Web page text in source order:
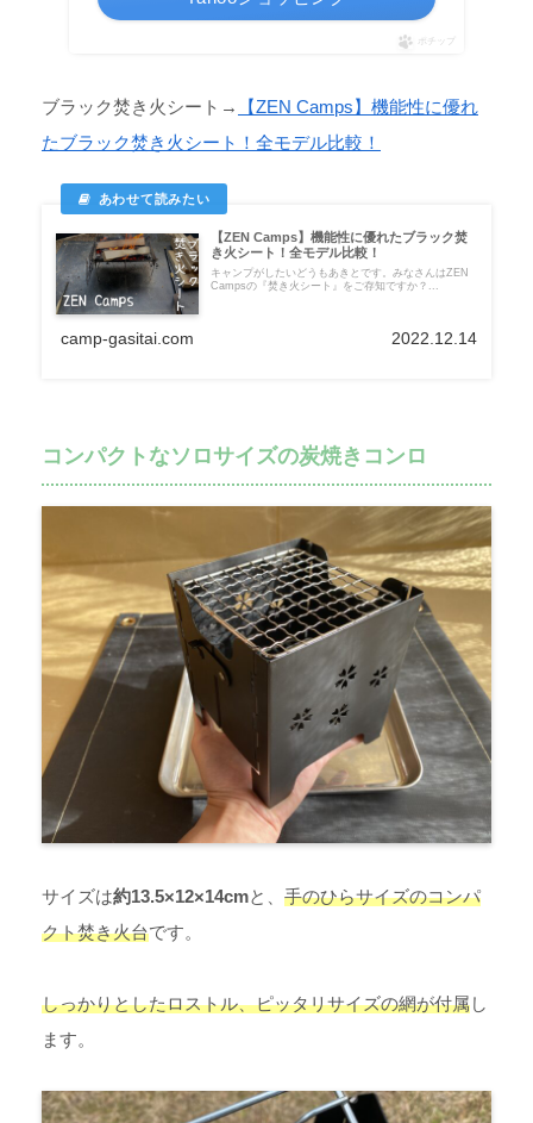
ポチップ
ブラック焚き火シート→
【ZEN Camps】機能性に優れ
たブラック焚き火シート！全モデル比較！
【ZEN Camps】機能性に優れたブラック焚
き火シート！全モデル比較！
キャンプがしたいどうもあきとです。みなさんはZEN
Campsの『焚き火シート』をご存知ですか？...
camp-gasitai.com 2022.12.14
コンパクトなソロサイズの炭焼きコンロ
サイズは約13.5×12×14cmと、 手のひらサイズのコンパ
クト焚き火台です。
しっかりとしたロストル、ピッタリサイズの網が付属し
ます。